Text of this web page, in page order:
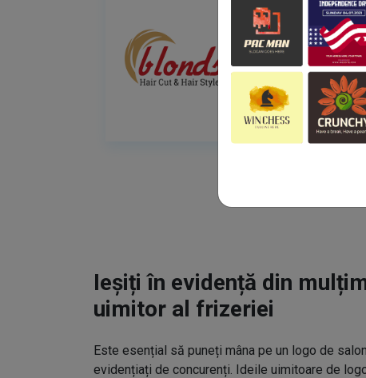
Ieșiți în evidență din
uimitor al frizeriei
Este esențial să puneți mâna pe un logo de
evidențiați de concurenți. Ideile uimitoare de